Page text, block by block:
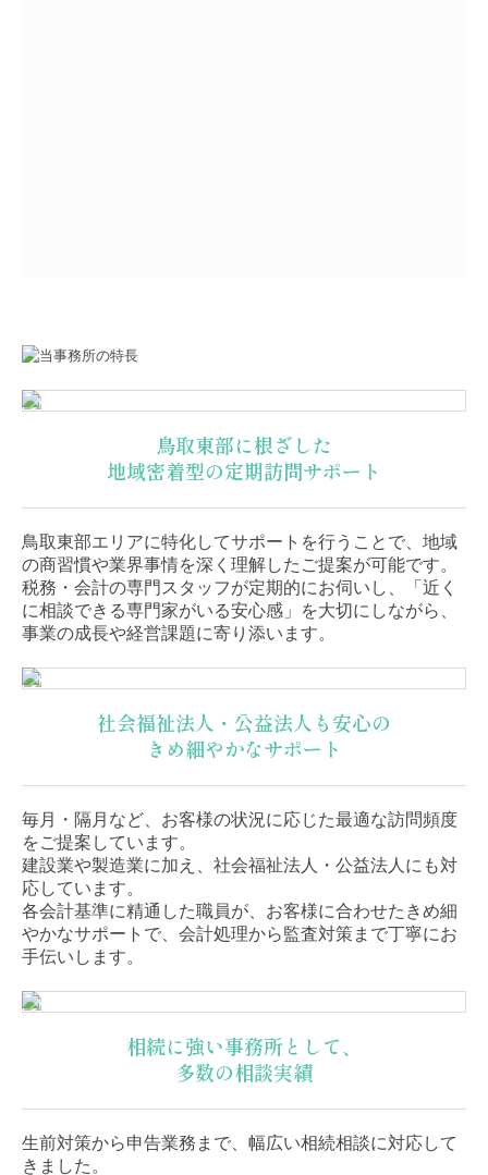
鳥取東部に根ざした
地域密着型の定期訪問サポート
鳥取東部エリアに特化してサポートを行うことで、地域
の商習慣や業界事情を深く理解したご提案が可能です。
税務・会計の専門スタッフが定期的にお伺いし、
「近く
に相談できる専門家がいる安心感」を大切にしながら、
事業の成長や経営課題に寄り添います。
社会福祉法人・公益法人も安心の
きめ細やかなサポート
毎月・隔月など、お客様の状況に応じた最適な訪問頻度
をご提案しています。
建設業や製造業に加え、社会福祉法人・公益法人にも対
応しています。
各会計基準に精通した職員が、お客様に合わせたきめ細
やかなサポートで、会計処理から監査対策まで丁寧にお
手伝いします。
相続に強い事務所として、
多数の相談実績
生前対策から申告業務まで、幅広い相続相談に対応して
きました。